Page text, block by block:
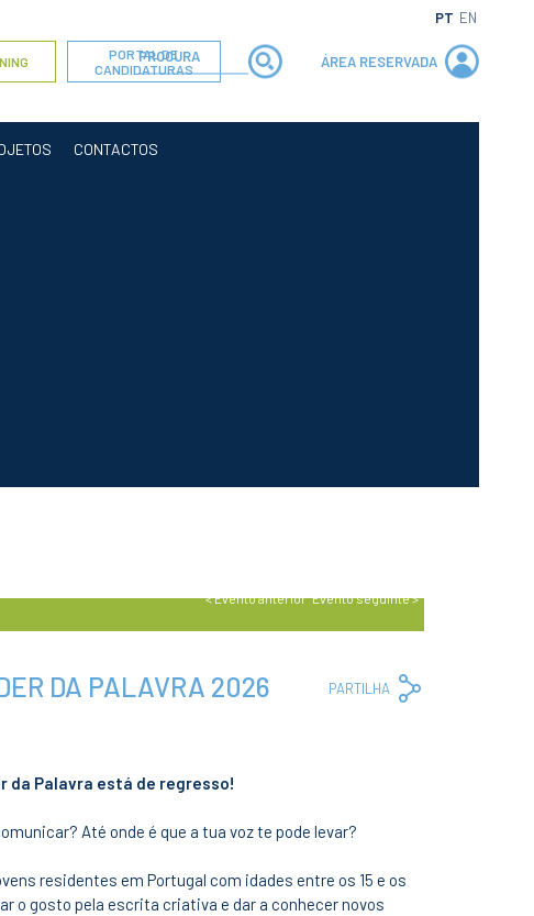
ÁREA RESERVADA
PORTAL DE
CANDIDATURAS
PT EN
CONTACTOS
Evento seguinte >
< Evento anterior
DA PALAVRA 2026 PARTILHA
Copy
da Palavra está de regresso!
Até onde é que a tua voz te pode levar?
residentes em Portugal com idades entre os 15 e os
o gosto pela escrita criativa e dar a conhecer novos